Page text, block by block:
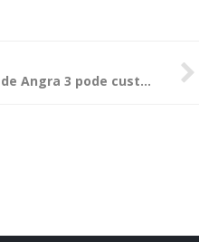
TCU: Conclusão de Angra 3 pode custar R$ 25 bilhões